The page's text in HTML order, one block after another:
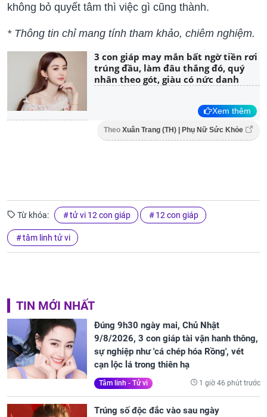
không bỏ quyết tâm thì việc gì cũng thành.
* Thông tin chỉ mang tính tham khảo, chiêm nghiệm.
3 con giáp may mắn bất ngờ tiền rơi
trúng đầu, làm đâu thắng đó, quý
nhân theo gót, giàu có nức danh
Xem thêm
Theo Xuân Trang (TH) | Phụ Nữ Sức Khỏe
Từ khóa: tử vi 12 con giáp 12 con giáp
tâm linh tử vi
TIN MỚI NHẤT
Đúng 9h30 ngày mai, Chủ Nhật
9/8/2026, 3 con giáp tài vận hanh thông,
sự nghiệp như 'cá chép hóa Rồng', vét
cạn lộc lá trong thiên hạ
Tâm linh - Tử vi 1 giờ 46 phút trước
Trúng số độc đắc vào sau ngày